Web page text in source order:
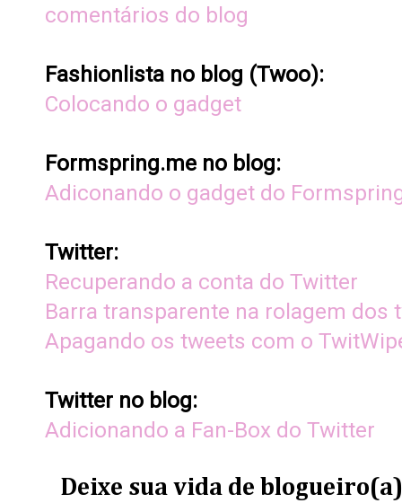
comentários do blog
Fashionlista no blog (Twoo):
Colocando o gadget
Formspring.me no blog:
Adiconando o gadget do
Twitter:
Recuperando a conta do Twitter
Barra transparente na rolagem dos
Apagando os tweets com o
Twitter no blog:
Adicionando a Fan-Box do Twitter
Deixe sua vida de